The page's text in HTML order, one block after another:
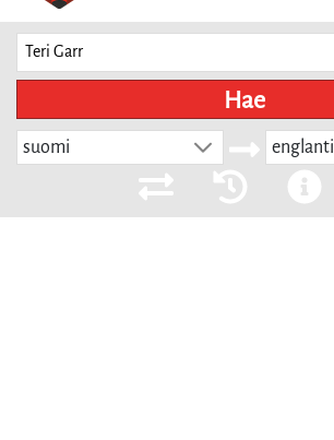
Hae
suomi englanti